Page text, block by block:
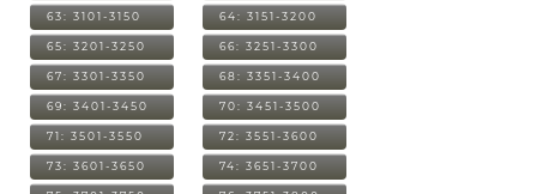
63: 3101-3150 64: 3151-3200
65: 3201-3250 66: 3251-3300
67: 3301-3350 68: 3351-3400
69: 3401-3450 70: 3451-3500
71: 3501-3550 72: 3551-3600
73: 3601-3650 74: 3651-3700